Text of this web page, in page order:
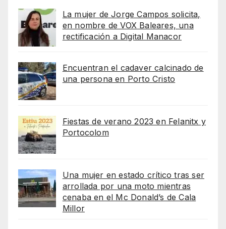
La mujer de Jorge Campos solicita,
en nombre de VOX Baleares, una
rectificación a Digital Manacor
Encuentran el cadaver calcinado de
una persona en Porto Cristo
Fiestas de verano 2023 en Felanitx y
Portocolom
Una mujer en estado crítico tras ser
arrollada por una moto mientras
cenaba en el Mc Donald’s de Cala
Millor